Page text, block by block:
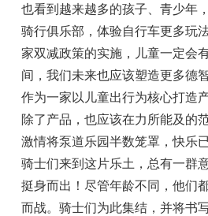
也看到越来越多的孩子、青少年
骑行俱乐部，体验自行车更多玩
家双减政策的实施，儿童一定会
间，我们未来也应该塑造更多德
作为一家以儿童出行为核心打造
除了产品，也应该在力所能及的
激情将泵道乐园半数笼罩，快乐
骑士们来到这片乐土， 总有一群
挺身而出！尽管年龄不同，他们
而战。骑士们为此集结，并将书